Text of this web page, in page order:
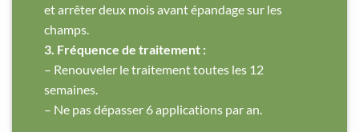
et arrêter deux mois avant épandage sur les
champs.
3. Fréquence de traitement :
– Renouveler le traitement toutes les 12
semaines.
– Ne pas dépasser 6 applications par an.